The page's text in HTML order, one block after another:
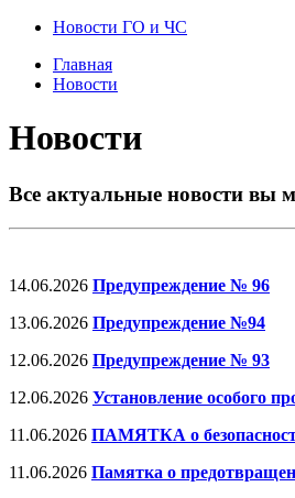
Новости ГО и ЧС
Главная
Новости
Новости
Все актуальные новости вы
14.06.2026 Предупреждение № 96
13.06.2026 Предупреждение №94
12.06.2026 Предупреждение № 93
12.06.2026 Установление особого
11.06.2026 ПАМЯТКА о
11.06.2026 Памятка о